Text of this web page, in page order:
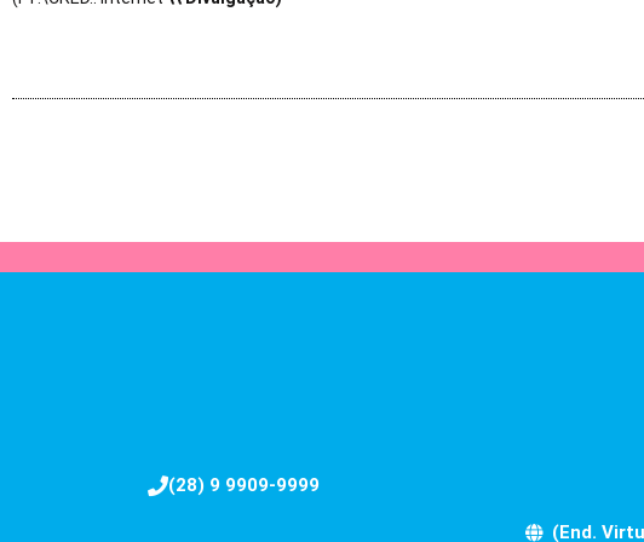
(28) 9 9909-9999
(End.